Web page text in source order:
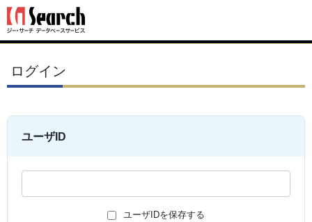
ログイン
ユーザID
ユーザIDを保存する